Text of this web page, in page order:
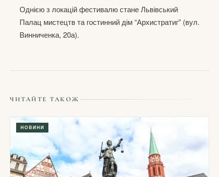
Однією з локацій фестивалю стане Львівський
Палац мистецтв та гостинний дім “Архистратиг” (вул.
Винниченка, 20а).
ЧИТАЙТЕ ТАКОЖ
НОВИНИ